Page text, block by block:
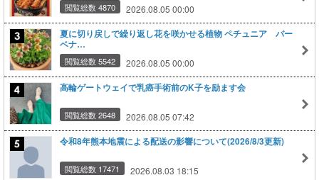
閲覧総数 4870 2026.08.05 00:00
夏に切り戻しで繰り返し花を咲かせる植物 ペチュニア バー
ベナ…
閲覧総数 5542 2026.08.05 00:00
高輪ゲートウェイで乳癌手術前のK子を励ます会
閲覧総数 2648 2026.08.05 07:42
令和8年熊本地震による配送の影響について(2026/8/3更新)
閲覧総数 17471 2026.08.03 18:15